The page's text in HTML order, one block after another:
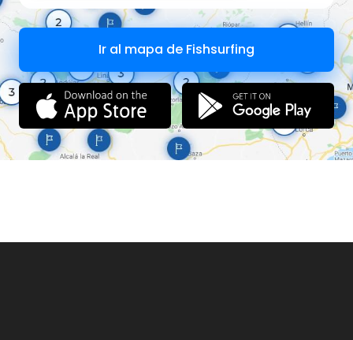
Ir al mapa de Fishsurfing